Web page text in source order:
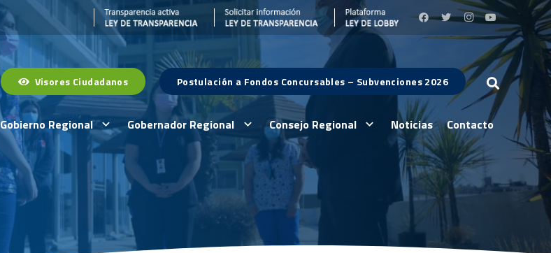
Visores Ciudadanos Postulación a Fondos Concursables – Subvenciones 2026
Gobierno Regional Gobernador Regional Consejo Regional Noticias Contacto